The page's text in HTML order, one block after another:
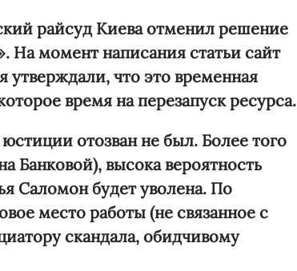
райсуд Киева отменил решение
На момент написания статьи сайт
что это временная
время на перезапуск ресурса.
отозван не был. Более того
Банковой), высока вероятность
Саломон будет уволена. По
место работы (не связанное с
скандала, обидчивому